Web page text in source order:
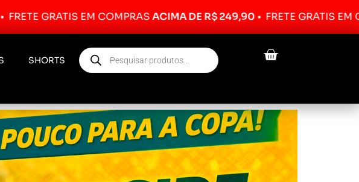
EM COMPRAS ACIMA DE R$ 249,90• FRETE GRÁTIS EM COMPRAS
SHORTS